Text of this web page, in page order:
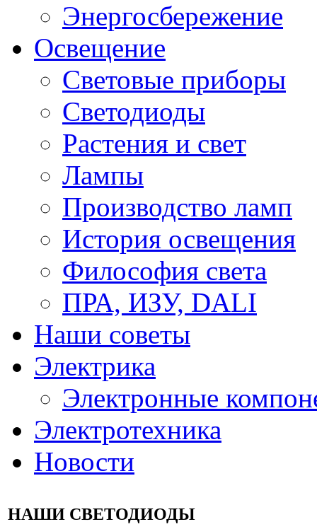
Энергосбережение
Освещение
Световые приборы
Светодиоды
Растения и свет
Лампы
Производство ламп
История освещения
Философия света
ПРА, ИЗУ, DALI
Наши советы
Электрика
Электронные
Электротехника
Новости
НАШИ СВЕТОДИОДЫ